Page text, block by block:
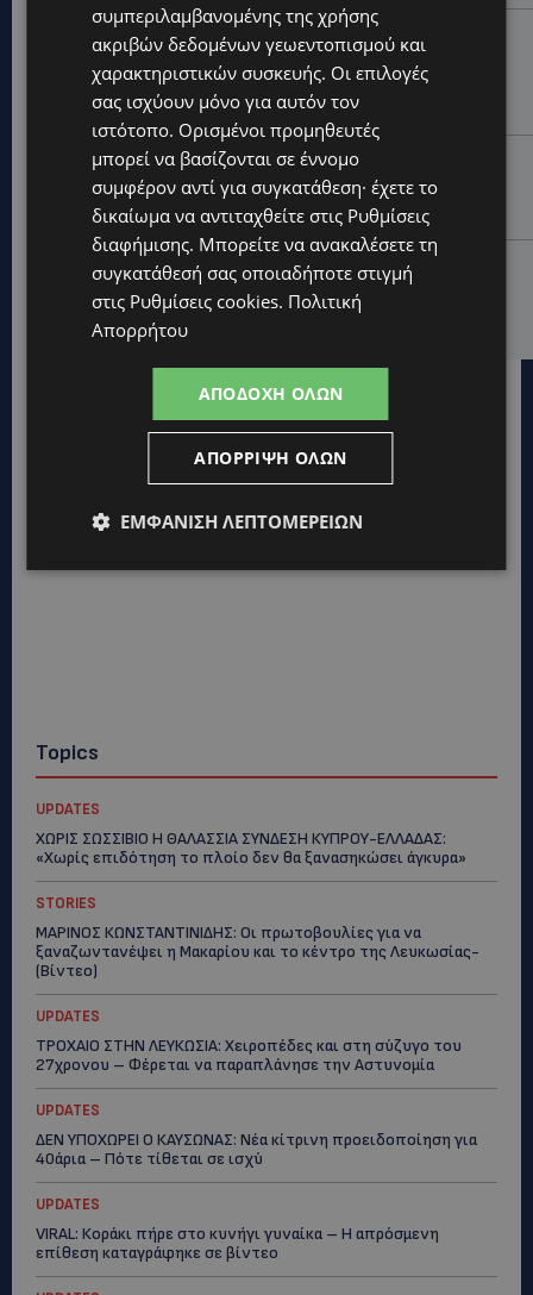
UPDATES
ΤΡΟΧΑΙΟ ΣΤΗΝ ΛΕΥΚΩΣΙΑ: Χειροπέδες και στη σύζυγο
του 27χρονου – Φέρεται να παραπλάνησε την
Αστυνομία
UPDATES
ΔΕΝ ΥΠΟΧΩΡΕΙ Ο ΚΑΥΣΩΝΑΣ: Νέα κίτρινη
προειδοποίηση για 40άρια – Πότε τίθεται σε ισχύ
UPDATES
VIRAL: Κοράκι πήρε στο κυνήγι γυναίκα – Η
απρόσμενη επίθεση καταγράφηκε σε βίντεο
Topics
UPDATES
ΧΩΡΙΣ ΣΩΣΣΙΒΙΟ Η ΘΑΛΑΣΣΙΑ ΣΥΝΔΕΣΗ ΚΥΠΡΟΥ-ΕΛΛΑΔΑΣ:
«Χωρίς επιδότηση το πλοίο δεν θα ξανασηκώσει άγκυρα»
STORIES
ΜΑΡΙΝΟΣ ΚΩΝΣΤΑΝΤΙΝΙΔΗΣ: Οι πρωτοβουλίες για να
ξαναζωντανέψει η Μακαρίου και το κέντρο της Λευκωσίας-
(Βίντεο)
UPDATES
ΤΡΟΧΑΙΟ ΣΤΗΝ ΛΕΥΚΩΣΙΑ: Χειροπέδες και στη σύζυγο του
27χρονου – Φέρεται να παραπλάνησε την Αστυνομία
UPDATES
ΔΕΝ ΥΠΟΧΩΡΕΙ Ο ΚΑΥΣΩΝΑΣ: Νέα κίτρινη προειδοποίηση για
40άρια – Πότε τίθεται σε ισχύ
UPDATES
VIRAL: Κοράκι πήρε στο κυνήγι γυναίκα – Η απρόσμενη
επίθεση καταγράφηκε σε βίντεο
συμπεριλαμβανομένης της χρήσης
ακριβών δεδομένων γεωεντοπισμού και
χαρακτηριστικών συσκευής. Οι επιλογές
σας ισχύουν μόνο για αυτόν τον
ιστότοπο. Ορισμένοι προμηθευτές
μπορεί να βασίζονται σε έννομο
συμφέρον αντί για συγκατάθεση· έχετε το
δικαίωμα να αντιταχθείτε στις Ρυθμίσεις
διαφήμισης. Μπορείτε να ανακαλέσετε τη
συγκατάθεσή σας οποιαδήποτε στιγμή
στις Ρυθμίσεις cookies. Πολιτική
Απορρήτου
ΑΠΟΔΟΧΉ ΌΛΩΝ
ΑΠΌΡΡΙΨΗ ΌΛΩΝ
ΕΜΦΆΝΙΣΗ ΛΕΠΤΟΜΕΡΕΙΏΝ